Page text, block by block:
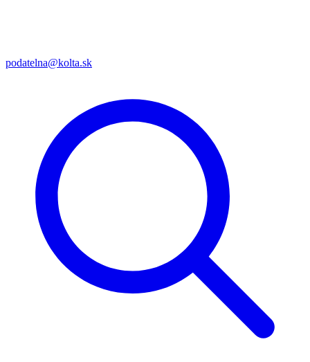
podatelna@kolta.sk